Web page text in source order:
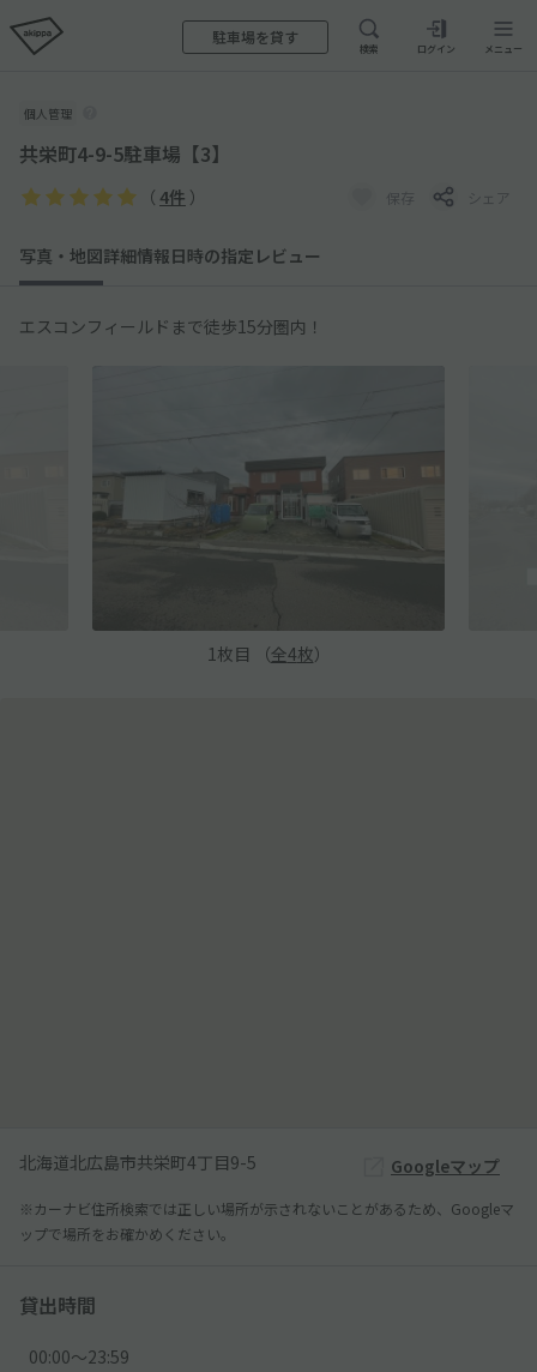
駐車場を貸す
検索 ログイン メニュー
個人管理
共栄町4-9-5駐車場【3】
（ 4件 ） 保存 シェア
写真・地図詳細情報日時の指定 レビュー
エスコンフィールドまで徒歩15分圏内！
1 枚目 （全4枚）
北海道北広島市共栄町4丁目9-5 Googleマップ
※カーナビ住所検索では正しい場所が示されないことがあるため、Googleマ
ップで場所をお確かめください。
貸出時間
00:00〜23:59